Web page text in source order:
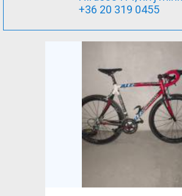
+36 20 319 0455